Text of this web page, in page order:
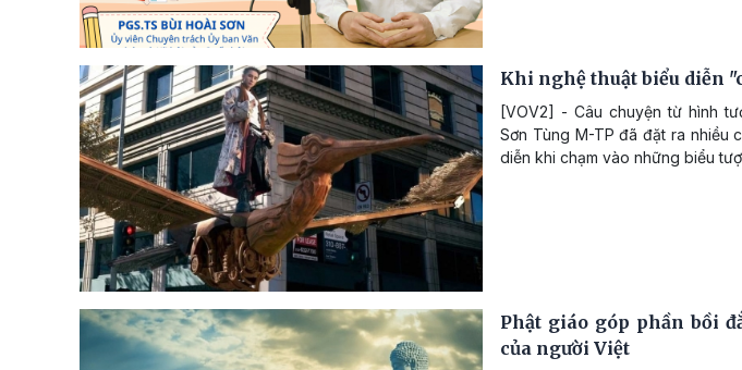
Khi nghệ thuật biểu diễn
[VOV2] - Câu chuyện từ hình
Sơn Tùng M-TP đã đặt ra nhiều
diễn khi chạm vào những biểu
Phật giáo góp phần bồi
của người Việt